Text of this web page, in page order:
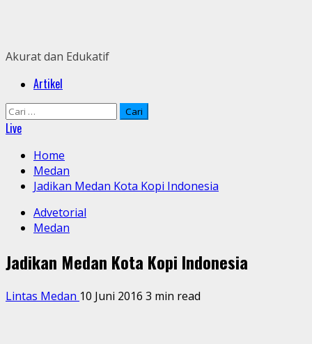
Akurat dan Edukatif
PrimaryArtikel
Cari
untuk:
Live
Home
Medan
Jadikan Medan Kota Kopi Indonesia
Advetorial
Medan
Jadikan Medan Kota Kopi Indonesia
Lintas Medan 10 Juni 2016 3 min read